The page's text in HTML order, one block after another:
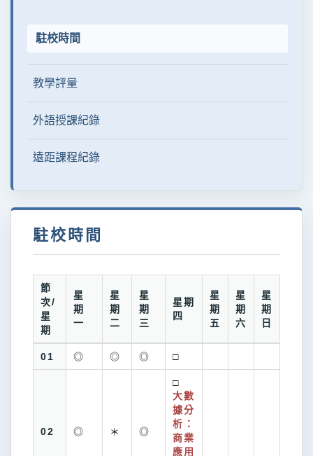
駐校時間
教學評量
外語授課紀錄
遠距課程紀錄
駐校時間
節
次/
星
期
星
期
一
星
期
二
星
期
三
星期
四
星
期
五
星
期
六
星
期
日
01 ◎ ◎ ◎ □
02 ◎ ＊ ◎
□
大數
據分
析：
商業
應用